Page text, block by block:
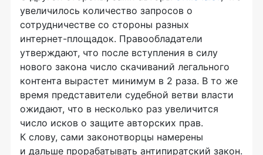
увеличилось количество запросов о
сотрудничестве со стороны разных
интернет-площадок. Правообладатели
утверждают, что после вступления в силу
нового закона число скачиваний легального
контента вырастет минимум в 2 раза. В то же
время представители судебной ветви власти
ожидают, что в несколько раз увеличится
число исков о защите авторских прав.
К слову, сами законотворцы намерены
и дальше прорабатывать антипиратский закон.